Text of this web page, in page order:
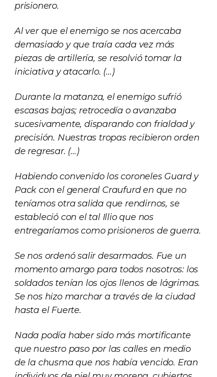
prisionero.
Al ver que el enemigo se nos acercaba
demasiado y que traía cada vez más
piezas de artillería, se resolvió tomar la
iniciativa y atacarlo. (...)
Durante la matanza, el enemigo sufrió
escasas bajas; retrocedía o avanzaba
sucesivamente, disparando con frialdad y
precisión. Nuestras tropas recibieron orden
de regresar. (...)
Habiendo convenido los coroneles Guard y
Pack con el general Craufurd en que no
teníamos otra salida que rendirnos, se
estableció con el tal Illio que nos
entregaríamos como prisioneros de guerra.
Se nos ordenó salir desarmados. Fue un
momento amargo para todos nosotros: los
soldados tenían los ojos llenos de lágrimas.
Se nos hizo marchar a través de la ciudad
hasta el Fuerte.
Nada podía haber sido más mortificante
que nuestro paso por las calles en medio
de la chusma que nos había vencido. Eran